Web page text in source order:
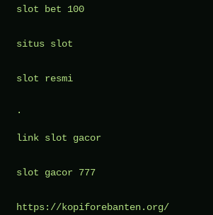
slot bet 100
situs slot
slot resmi
.
link slot gacor
slot gacor 777
https://kopiforebanten.org/